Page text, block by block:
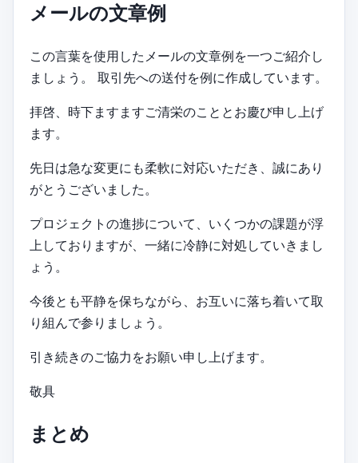
メールの文章例
この言葉を使用したメールの文章例を一つご紹介し
ましょう。 取引先への送付を例に作成しています。
拝啓、時下ますますご清栄のこととお慶び申し上げ
ます。
先日は急な変更にも柔軟に対応いただき、誠にあり
がとうございました。
プロジェクトの進捗について、いくつかの課題が浮
上しておりますが、一緒に冷静に対処していきまし
ょう。
今後とも平静を保ちながら、お互いに落ち着いて取
り組んで参りましょう。
引き続きのご協力をお願い申し上げます。
敬具
まとめ